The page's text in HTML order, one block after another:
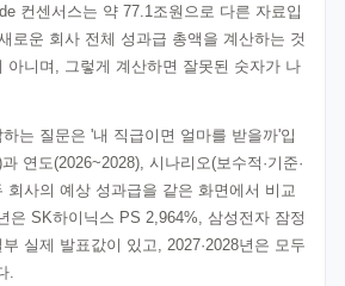
컨센서스는 약 77.1조원으로 다른 자료입
로운 회사 전체 성과급 총액을 계산하는 것
아니며, 그렇게 계산하면 잘못된 숫자가 나
는 질문은 '내 직급이면 얼마를 받을까'입
연도(2026~2028), 시나리오(보수적·기준·
회사의 예상 성과급을 같은 화면에서 비교
은 SK하이닉스 PS 2,964%, 삼성전자 잠정
실제 발표값이 있고, 2027·2028년은 모두
.